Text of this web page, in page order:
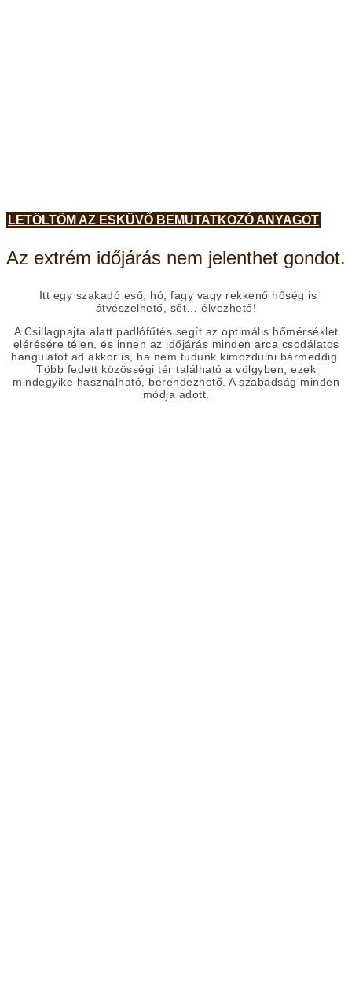
LETÖLTÖM AZ ESKÜVŐ BEMUTATKOZÓ ANYAGOT
Az extrém időjárás nem jelenthet gondot.
Itt egy szakadó eső, hó, fagy vagy rekkenő hőség is
átvészelhető, sőt… élvezhető!
A Csillagpajta alatt padlófűtés segít az optimális hőmérséklet
elérésére télen, és innen az időjárás minden arca csodálatos
hangulatot ad akkor is, ha nem tudunk kimozdulni bármeddig.
Több fedett közösségi tér található a völgyben, ezek
mindegyike használható, berendezhető. A szabadság minden
módja adott.